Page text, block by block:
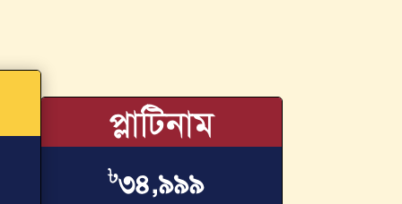
প্লাটিনাম
৳৩৪,৯৯৯